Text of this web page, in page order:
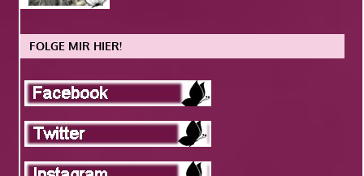
FOLGE MIR HIER!